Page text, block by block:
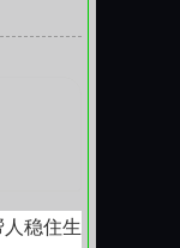
界的协
稳住生